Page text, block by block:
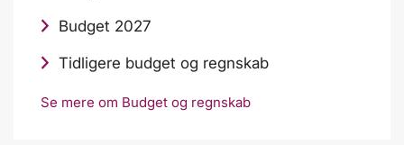
Budget 2027
Tidligere budget og regnskab
Se mere om Budget og regnskab